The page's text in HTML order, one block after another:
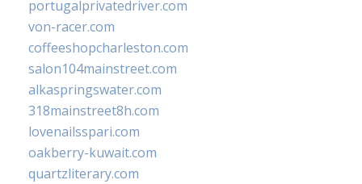
portugalprivatedriver.com
von-racer.com
coffeeshopcharleston.com
salon104mainstreet.com
alkaspringswater.com
318mainstreet8h.com
lovenailsspari.com
oakberry-kuwait.com
quartzliterary.com